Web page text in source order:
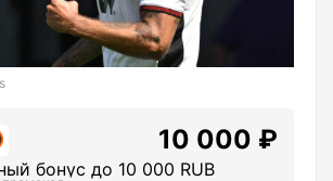
10 000 ₽
бонус до 10 000 RUB